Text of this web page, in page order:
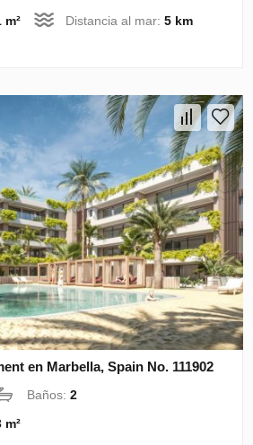
m² Distancia al mar:5 km
en Marbella, Spain No. 111902
Baños:2
m²